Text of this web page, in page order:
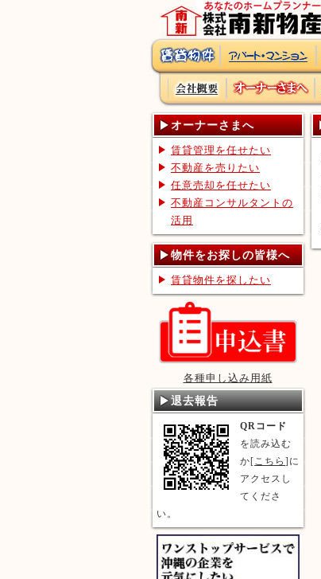
オーナーさまへ
賃貸管理を任せたい
不動産を売りたい
任意売却を任せたい
不動産コンサルタントの
活用
物件をお探しの皆様へ
賃貸物件を探したい
各種申し込み用紙
退去報告
QRコード
を読み込む
か[こちら ]に
アクセスし
てくださ
い。